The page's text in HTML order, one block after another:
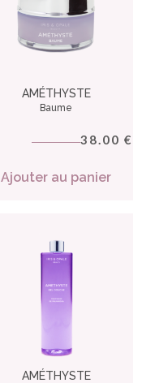
AMÉTHYSTE
Baume
38.00 €
Ajouter au panier
AMÉTHYSTE